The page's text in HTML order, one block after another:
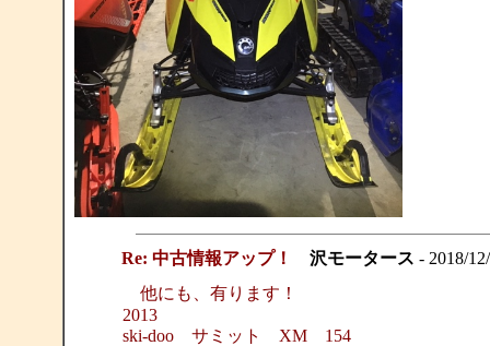
Re: 中古情報アップ！ 沢モータース - 2018/
他にも、有ります！
2013
ski-doo サミット XM 154